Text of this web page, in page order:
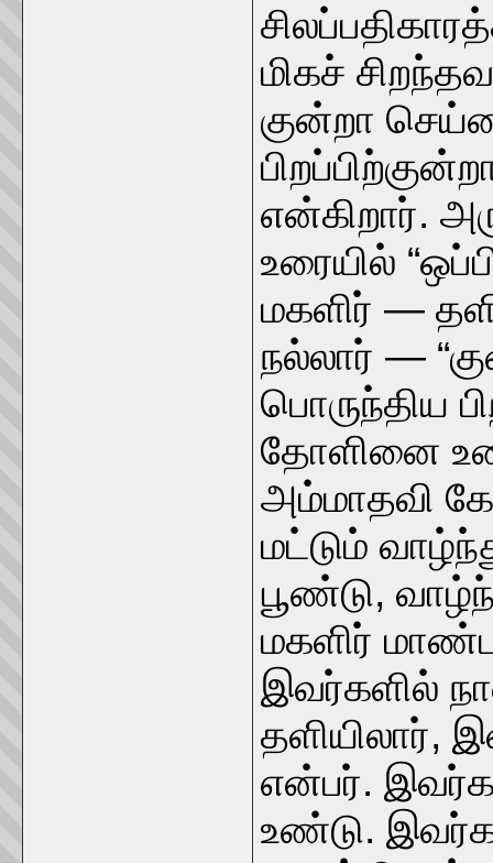
மிகச்
குன்றா
என்கிறார்.
உரையில்
மகளிர் —
நல்லார் —
பொருந்திய
தோளினை
அம்மாதவி
மட்டும்
பூண்டு,
மகளிர்
இவர்களில்
தளியிலார்,
என்பர்.
உண்டு.